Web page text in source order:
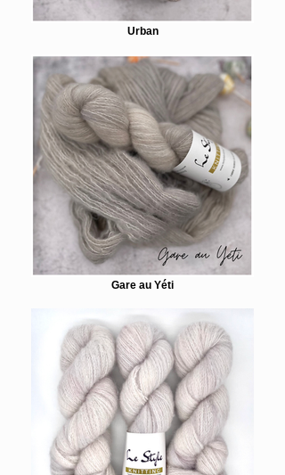
Urban
Gare au Yéti